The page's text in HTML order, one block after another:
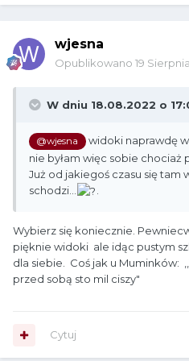
wjesna
Opublikowano 19
W dniu 18.08.2022 o
@wjesna widoki naprawdę
nie byłam więc sobie chociaż
Już od jakiegoś czasu się tam
schodzi...
Wybierz się koniecznie.
pięknie widoki ale idąc pustym
dla siebie. Coś jak u Muminków:
przed sobą sto mil ciszy"
Cytuj